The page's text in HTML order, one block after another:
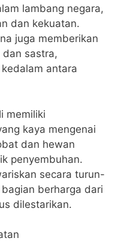
lambang negara,
dan kekuatan.
juga memberikan
dan sastra,
antara
memiliki
kaya mengenai
dan hewan
penyembuhan.
secara turun-
berharga dari
dilestarikan.